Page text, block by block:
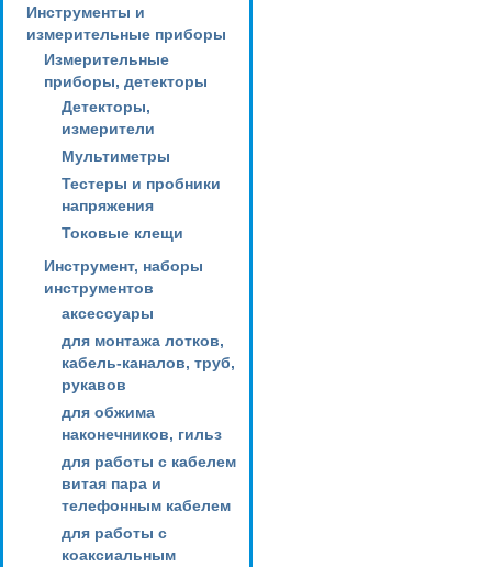
Инструменты и
измерительные приборы
Измерительные
приборы, детекторы
Детекторы,
измерители
Мультиметры
Тестеры и пробники
напряжения
Токовые клещи
Инструмент, наборы
инструментов
аксессуары
для монтажа лотков,
кабель-каналов, труб,
рукавов
для обжима
наконечников, гильз
для работы с кабелем
витая пара и
телефонным кабелем
для работы с
коаксиальным